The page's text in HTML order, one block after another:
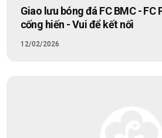
Giao lưu bóng đá FC BMC - FC
cống hiến - Vui để kết nối
12/02/2026